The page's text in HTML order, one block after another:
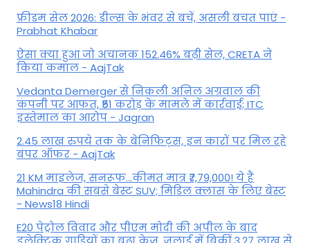
फ्रीडम सेल 2026: डील्स के भंवर से बचें, असली बचत पाएं -
Prabhat Khabar
ऐसा क्या हुआ जो अचानक 152.46% बढ़ी सेल, CRETA ने
किया कमाल - AajTak
Vedanta Demerger से निकली अनिल अग्रवाल की
कंपनी पर आफत, ₹51 करोड़ के मामले में कार्रवाई; ITC
इस्तेमाल का आरोप - Jagran
2.45 लाख रुपये तक के बेनिफिट्स, इन कारों पर मिल रहे
बंपर ऑफर - AajTak
21 KM माइलेज, सनरूफ...कीमत मात्र ₹7,79,000! ये हैं
Mahindra की सबसे बेस्ट SUV; मिडिल क्लास के लिए बेस्ट
- News18 Hindi
E20 पेट्रोल विवाद और पीएम मोदी की अपील के बाद